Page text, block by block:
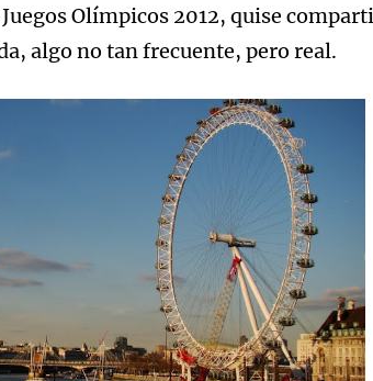
Olímpicos 2012, quise
algo no tan frecuente, pero real.